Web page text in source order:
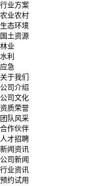
行业方案
农业农村
生态环境
国土资源
林业
水利
应急
关于我们
公司介绍
公司文化
资质荣誉
团队风采
合作伙伴
人才招聘
新闻资讯
公司新闻
行业资讯
预约试用